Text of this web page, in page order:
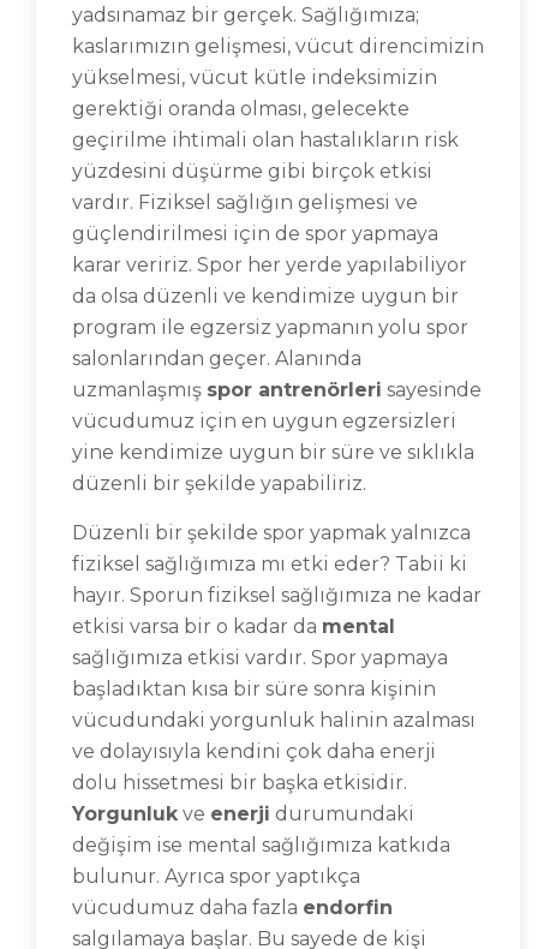
yadsınamaz bir gerçek. Sağlığımıza;
kaslarımızın gelişmesi, vücut direncimizin
yükselmesi, vücut kütle indeksimizin
gerektiği oranda olması, gelecekte
geçirilme ihtimali olan hastalıkların risk
yüzdesini düşürme gibi birçok etkisi
vardır. Fiziksel sağlığın gelişmesi ve
güçlendirilmesi için de spor yapmaya
karar veririz. Spor her yerde yapılabiliyor
da olsa düzenli ve kendimize uygun bir
program ile egzersiz yapmanın yolu spor
salonlarından geçer. Alanında
uzmanlaşmış spor antrenörleri sayesinde
vücudumuz için en uygun egzersizleri
yine kendimize uygun bir süre ve sıklıkla
düzenli bir şekilde yapabiliriz.
Düzenli bir şekilde spor yapmak yalnızca
fiziksel sağlığımıza mı etki eder? Tabii ki
hayır. Sporun fiziksel sağlığımıza ne kadar
etkisi varsa bir o kadar da mental
sağlığımıza etkisi vardır. Spor yapmaya
başladıktan kısa bir süre sonra kişinin
vücudundaki yorgunluk halinin azalması
ve dolayısıyla kendini çok daha enerji
dolu hissetmesi bir başka etkisidir.
Yorgunlukve enerji durumundaki
değişim ise mental sağlığımıza katkıda
bulunur. Ayrıca spor yaptıkça
vücudumuz daha fazla endorfin
salgılamaya başlar. Bu sayede de kişi